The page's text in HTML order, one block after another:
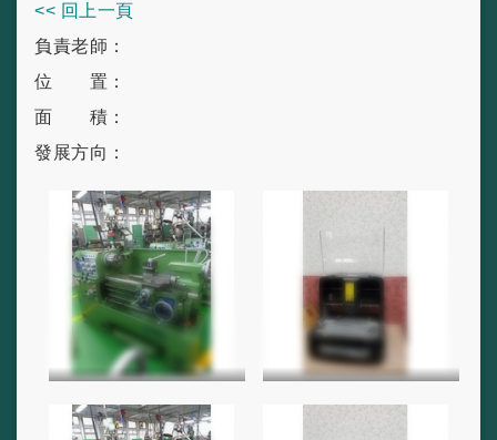
<< 回上一頁
負責老師：
位 置：
面 積：
發展方向：